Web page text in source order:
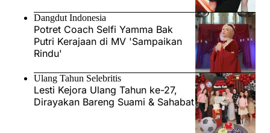
Dangdut Indonesia
Potret Coach Selfi Yamma Bak
Putri Kerajaan di MV 'Sampaikan
Rindu'
Ulang Tahun Selebritis
Lesti Kejora Ulang Tahun ke-27,
Dirayakan Bareng Suami & Sahabat